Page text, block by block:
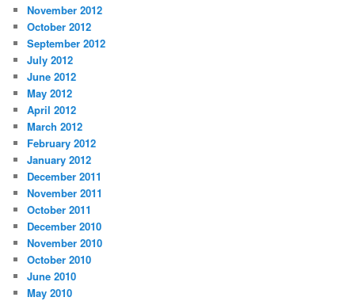
November 2012
October 2012
September 2012
July 2012
June 2012
May 2012
April 2012
March 2012
February 2012
January 2012
December 2011
November 2011
October 2011
December 2010
November 2010
October 2010
June 2010
May 2010